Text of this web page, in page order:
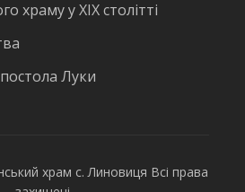
храму у ХІХ столітті
Луки
храм с. Линовиця Всі права